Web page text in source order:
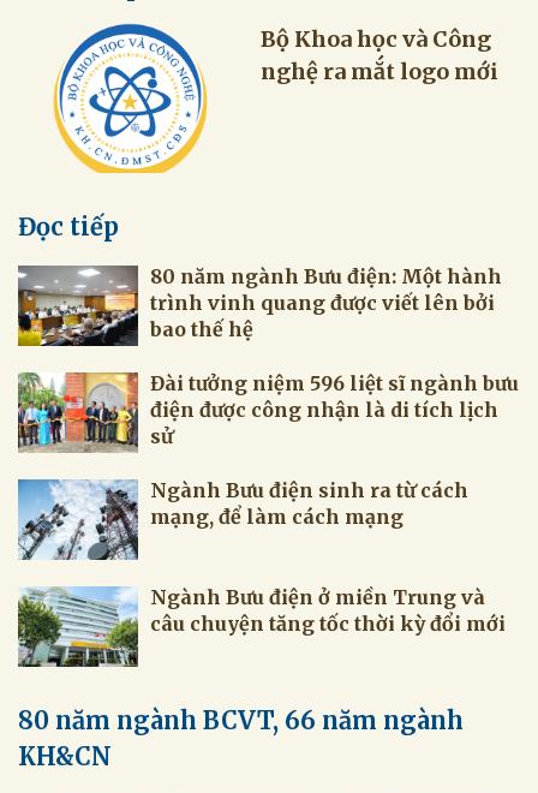
Bộ Khoa học và Công
nghệ ra mắt logo mới
Đọc tiếp
80 năm ngành Bưu điện: Một hành
trình vinh quang được viết lên bởi
bao thế hệ
Đài tưởng niệm 596 liệt sĩ ngành bưu
điện được công nhận là di tích lịch
sử
Ngành Bưu điện sinh ra từ cách
mạng, để làm cách mạng
Ngành Bưu điện ở miền Trung và
câu chuyện tăng tốc thời kỳ đổi mới
80 năm ngành BCVT, 66 năm ngành
KH&CN